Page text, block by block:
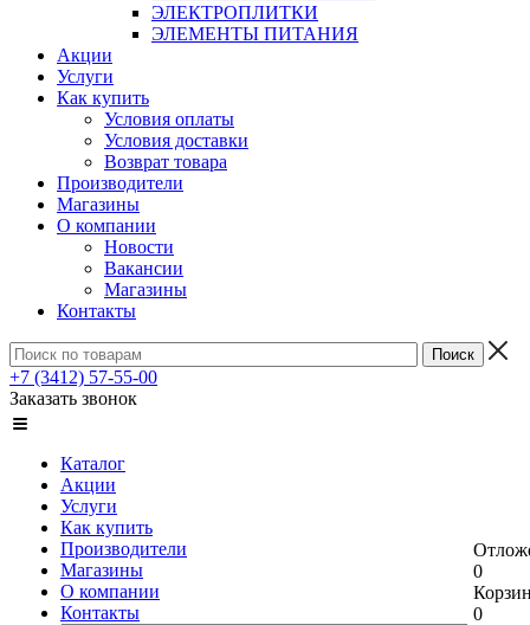
ЭЛЕКТРОПЛИТКИ
ЭЛЕМЕНТЫ ПИТАНИЯ
Акции
Услуги
Как купить
Условия оплаты
Условия доставки
Возврат товара
Производители
Магазины
О компании
Новости
Вакансии
Магазины
Контакты
+7 (3412) 57-55-00
Заказать звонок
Каталог
Акции
Услуги
Как купить
Производители
Магазины
О компании
Контакты
0
0